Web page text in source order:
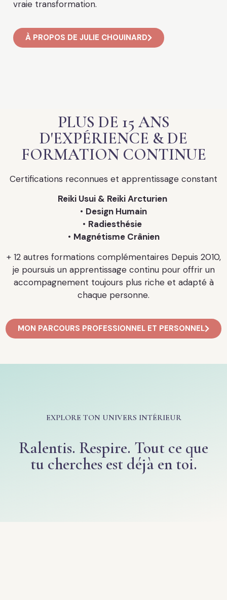
vraie transformation.
À PROPOS DE JULIE CHOUINARD
PLUS DE 15 ANS
D'EXPÉRIENCE & DE
FORMATION CONTINUE
Certifications reconnues et apprentissage constant
Reiki Usui & Reiki Arcturien
• Design Humain
• Radiesthésie
• Magnétisme Crânien
+ 12 autres formations complémentaires Depuis 2010,
je poursuis un apprentissage continu pour offrir un
accompagnement toujours plus riche et adapté à
chaque personne.
MON PARCOURS PROFESSIONNEL ET PERSONNEL
EXPLORE TON UNIVERS INTÉRIEUR
Ralentis. Respire. Tout ce que
tu cherches est déjà en toi.​